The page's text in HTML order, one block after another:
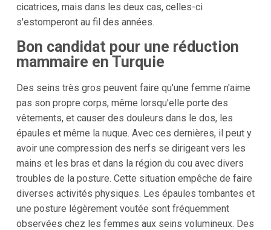
cicatrices, mais dans les deux cas, celles-ci
s'estomperont au fil des années.
Bon candidat pour une réduction
mammaire en Turquie
Des seins très gros peuvent faire qu'une femme n'aime
pas son propre corps, même lorsqu'elle porte des
vêtements, et causer des douleurs dans le dos, les
épaules et même la nuque. Avec ces dernières, il peut y
avoir une compression des nerfs se dirigeant vers les
mains et les bras et dans la région du cou avec divers
troubles de la posture. Cette situation empêche de faire
diverses activités physiques. Les épaules tombantes et
une posture légèrement voutée sont fréquemment
observées chez les femmes aux seins volumineux. Des